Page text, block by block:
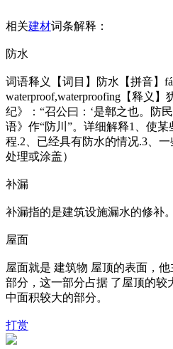
相关建材词条解释：
防水
词语释义【词目】防水【拼音】
waterproof,waterproofing【释义】
纪》：“召公曰：‘是鄣之也。防
语》作“防川”。详细解释1、使
程.2、已经具有防水的情况.3、
处理或涂盖）
补漏
补漏指的是建筑设施漏水的修补。
屋面
屋面就是 建筑物 屋顶的表面，
部分，这一部分占据 了屋顶的较
中面积较大的部分。
打赏